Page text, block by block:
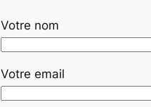
Votre nom
Votre email